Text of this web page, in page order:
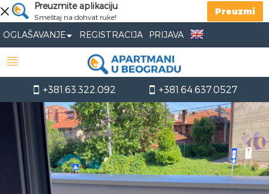
Preuzmite aplikaciju
Smeštaj na dohvat ruke!
Preuzmi
OGLAŠAVANJE REGISTRACIJA PRIJAVA
+381.63.322.092 +381.64.637.0527